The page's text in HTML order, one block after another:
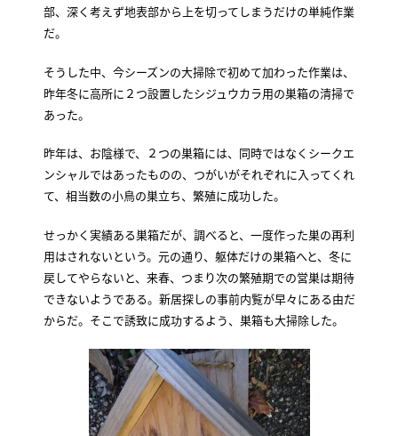
部、深く考えず地表部から上を切ってしまうだけの単純作業
だ。
そうした中、今シーズンの大掃除で初めて加わった作業は、
昨年冬に高所に２つ設置したシジュウカラ用の巣箱の清掃で
あった。
昨年は、お陰様で、２つの巣箱には、同時ではなくシークエ
ンシャルではあったものの、つがいがそれぞれに入ってくれ
て、相当数の小鳥の巣立ち、繁殖に成功した。
せっかく実績ある巣箱だが、調べると、一度作った巣の再利
用はされないという。元の通り、躯体だけの巣箱へと、冬に
戻してやらないと、来春、つまり次の繁殖期での営巣は期待
できないようである。新居探しの事前内覧が早々にある由だ
からだ。そこで誘致に成功するよう、巣箱も大掃除した。